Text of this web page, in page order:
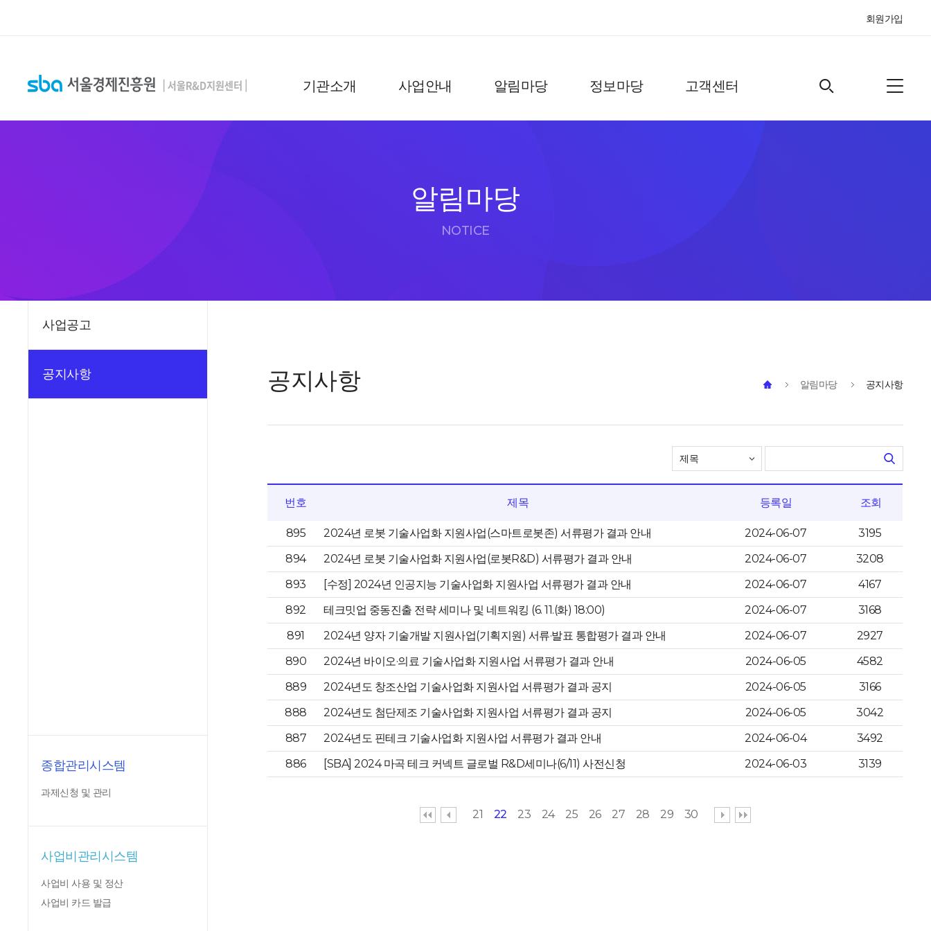
회원가입
기관소개 사업안내 알림마당 정보마당 고객센터
알림마당
NOTICE
사업공고
공지사항
종합관리시스템
과제신청 및 관리
사업비관리시스템
사업비 사용 및 정산
사업비 카드 발급
공지사항 알림마당 공지사항
번호 제목 등록일 조회
895 2024년 로봇 기술사업화 지원사업(스마트로봇존) 서류평가 결과 안내 2024-06-07
3195
894
2024년 로봇 기술사업화 지원사업(로봇R&D) 서류평가 결과 안내 2024-06-07
3208
893
[수정] 2024년 인공지능 기술사업화 지원사업 서류평가 결과 안내 2024-06-07
4167
892
테크밋업 중동진출 전략 세미나 및 네트워킹 (6. 11.(화) 18:00) 2024-06-07
3168
891
2024년 양자 기술개발 지원사업(기획지원) 서류·발표 통합평가 결과 안내 2024-06-07
2927
890
2024년 바이오·의료 기술사업화 지원사업 서류평가 결과 안내 2024-06-05
4582
889
2024년도 창조산업 기술사업화 지원사업 서류평가 결과 공지 2024-06-05
3166
888
2024년도 첨단제조 기술사업화 지원사업 서류평가 결과 공지 2024-06-05
3042
887
2024년도 핀테크 기술사업화 지원사업 서류평가 결과 안내 2024-06-04
3492
886
[SBA] 2024 마곡 테크 커넥트 글로벌 R&D세미나(6/11) 사전신청 2024-06-03 3139
21 22 23 24 25 26 27 28 29 30